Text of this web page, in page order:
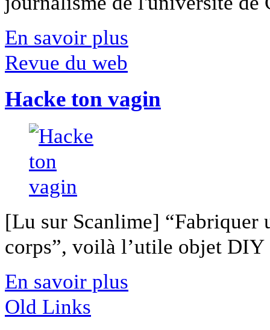
En savoir plus
Revue du web
Hacke ton vagin
[Lu sur Scanlime] “Fabriquer
corps”, voilà l’utile objet
En savoir plus
Old Links